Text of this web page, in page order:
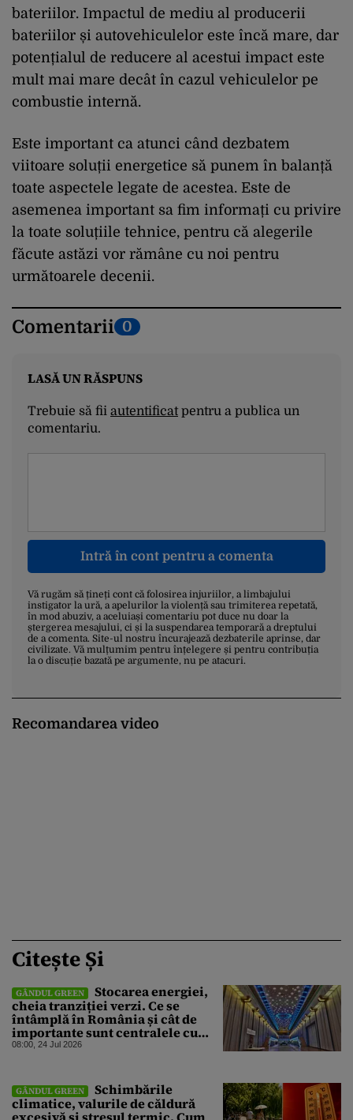
bateriilor. Impactul de mediu al producerii
bateriilor și autovehiculelor este încă mare, dar
potențialul de reducere al acestui impact este
mult mai mare decât în cazul vehiculelor pe
combustie internă.
Este important ca atunci când dezbatem
viitoare soluții energetice să punem în balanță
toate aspectele legate de acestea. Este de
asemenea important sa fim informați cu privire
la toate soluțiile tehnice, pentru că alegerile
făcute astăzi vor rămâne cu noi pentru
următoarele decenii.
Comentarii 0
LASĂ UN RĂSPUNS
Trebuie să fii autentificatpentru a publica un
comentariu.
Intră în cont pentru a comenta
Vă rugăm să țineți cont că folosirea injuriilor, a limbajului
instigator la ură, a apelurilor la violență sau trimiterea repetată,
în mod abuziv, a aceluiași comentariu pot duce nu doar la
ștergerea mesajului, ci și la suspendarea temporară a dreptului
de a comenta. Site-ul nostru încurajează dezbaterile aprinse, dar
civilizate. Vă mulțumim pentru înțelegere și pentru contribuția
la o discuție bazată pe argumente, nu pe atacuri.
Recomandarea video
Citește Și
GÂNDUL GREEN
Stocarea energiei,
cheia tranziției verzi. Ce se
întâmplă în România și cât de
importante sunt centralele cu
acumulare prin pompaj
08:00, 24 Jul 2026
GÂNDUL GREEN
Schimbările
climatice, valurile de căldură